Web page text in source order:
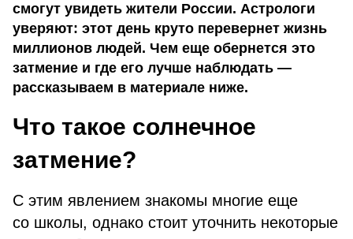
смогут увидеть жители России. Астрологи
уверяют: этот день круто перевернет жизнь
миллионов людей. Чем еще обернется это
затмение и где его лучше наблюдать —
рассказываем в материале ниже.
Что такое солнечное
затмение?
С этим явлением знакомы многие еще
со школы, однако стоит уточнить некоторые